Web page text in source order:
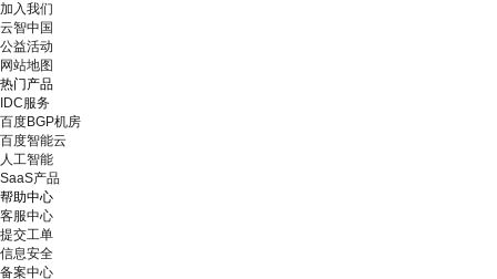
加入我们
云智中国
公益活动
网站地图
热门产品
IDC服务
百度BGP机房
百度智能云
人工智能
SaaS产品
帮助中心
客服中心
提交工单
信息安全
备案中心